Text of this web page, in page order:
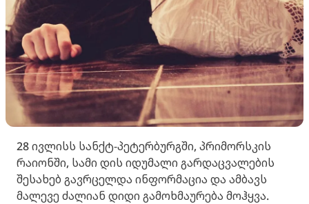
28 ივლისს სანქტ-პეტერბურგში, პრიმორსკის
რაიონში, სამი დის იდუმალი გარდაცვალების
შესახებ გავრცელდა ინფორმაცია და ამბავს
მალევე ძალიან დიდი გამოხმაურება მოჰყვა.